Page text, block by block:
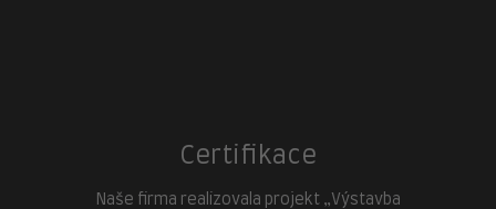
Certifikace
Naše firma realizovala projekt „Výstavba